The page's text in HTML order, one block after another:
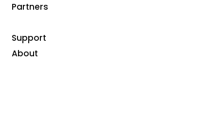
Partners
Support
About